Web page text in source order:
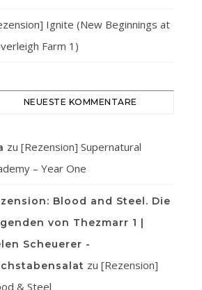
Ignite (New Beginnings at
Farm 1)
NEUESTE KOMMENTARE
zu [Rezension] Supernatural
– Year One
Blood and Steel. Die
von Thezmarr 1 |
Scheuerer -
zu [Rezension]
& Steel